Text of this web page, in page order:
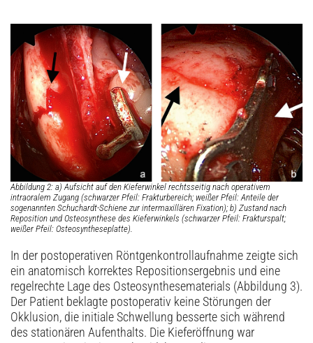
Abbildung 2: a) Aufsicht auf den Kieferwinkel rechtsseitig nach operativem
intraoralem Zugang (schwarzer Pfeil: Frakturbereich; weißer Pfeil: Anteile der
sogenannten Schuchardt-Schiene zur intermaxillären Fixation); b) Zustand nach
Reposition und Osteosynthese des Kieferwinkels (schwarzer Pfeil: Frakturspalt;
weißer Pfeil: Osteosyntheseplatte).
In der postoperativen Röntgenkontrollaufnahme zeigte sich
ein anatomisch korrektes Repositionsergebnis und eine
regelrechte Lage des Osteosynthesematerials (Abbildung 3).
Der Patient beklagte postoperativ keine Störungen der
Okklusion, die initiale Schwellung besserte sich während
des stationären Aufenthalts. Die Kieferöffnung war